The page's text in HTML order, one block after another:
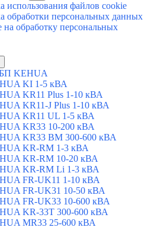
использования файлов cookie
обработки персональных данных
на обработку персональных
KEHUA
KI 1-5 кВА
KR11 Plus 1-10 кВА
KR11-J Plus 1-10 кВА
KR11 UL 1-5 кВА
KR33 10-200 кВА
KR33 BM 300-600 кВА
KR-RM 1-3 кВА
KR-RM 10-20 кВА
KR-RM Li 1-3 кВА
FR-UK11 1-10 кВА
FR-UK31 10-50 кВА
FR-UK33 10-600 кВА
KR-33T 300-600 кВА
MR33 25-600 кВА